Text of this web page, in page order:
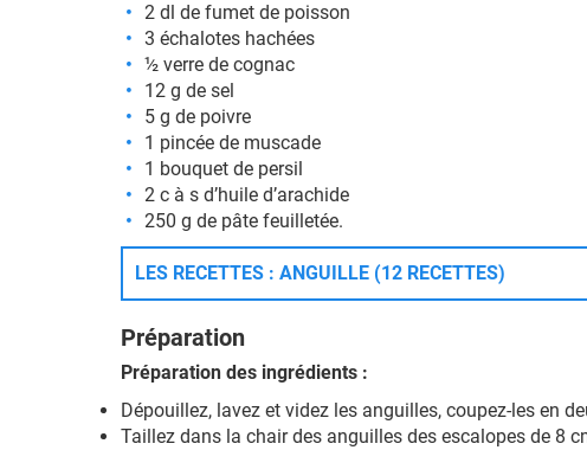
2 dl de fumet de poisson
3 échalotes hachées
½ verre de cognac
12 g de sel
5 g de poivre
1 pincée de muscade
1 bouquet de persil
2 c à s d’huile d’arachide
250 g de pâte feuilletée.
LES RECETTES : ANGUILLE (12 RECETTES)
Préparation
Préparation des ingrédients :
Dépouillez, lavez et videz les anguilles, coupez-les en
Taillez dans la chair des anguilles des escalopes de 8